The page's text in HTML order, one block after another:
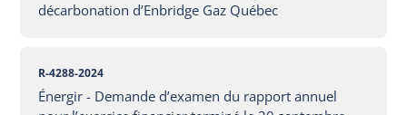
décarbonation d’Enbridge Gaz Québec
R-4288-2024
Énergir - Demande d’examen du rapport annuel